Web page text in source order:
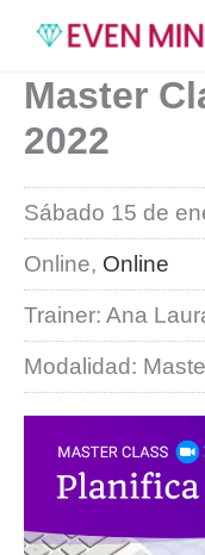
contenido
Master
2022
Sábado 15 de
Online, Online
Trainer: Ana
Modalidad: